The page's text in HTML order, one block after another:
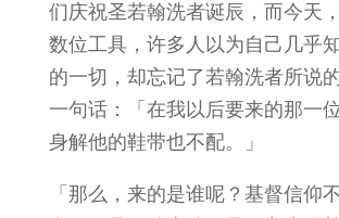
们庆祝圣若翰洗者诞辰，而今天
数位工具，许多人以为自己几乎
的一切，却忘记了若翰洗者所说
一句话：「在我以后要来的那一
身解他的鞋带也不配。」
「那么，来的是谁呢？基督信仰